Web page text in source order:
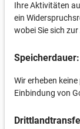
Ihre Aktivitäten
ein
wobei Sie sich
Speicherdauer:
Wir erheben
Einbindung von